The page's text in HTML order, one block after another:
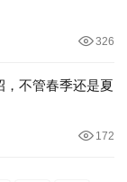
326
，不管春季还是夏
172